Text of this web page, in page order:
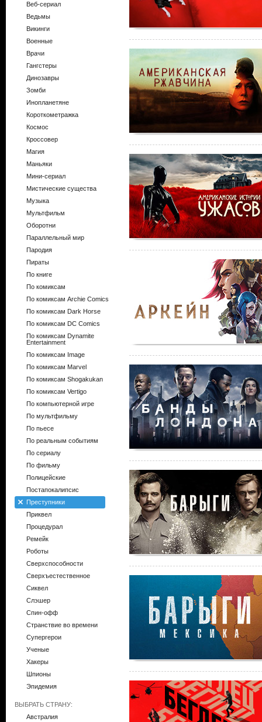
Веб-сериал
Ведьмы
Викинги
Военные
Врачи
Гангстеры
Динозавры
Зомби
Инопланетяне
Короткометражка
Космос
Кроссовер
Магия
Маньяки
Мини-сериал
Мистические существа
Музыка
Мультфильм
Оборотни
Параллельный мир
Пародия
Пираты
По книге
По комиксам
По комиксам Archie Comics
По комиксам Dark Horse
По комиксам DC Comics
По комиксам Dynamite
Entertainment
По комиксам Image
По комиксам Marvel
По комиксам Shogakukan
По комиксам Vertigo
По компьютерной игре
По мультфильму
По пьесе
По реальным событиям
По сериалу
По фильму
Полицейские
Постапокалипсис
Преступники
Приквел
Процедурал
Ремейк
Роботы
Сверхспособности
Сверхъестественное
Сиквел
Слэшер
Спин-офф
Странствие во времени
Супергерои
Ученые
Хакеры
Шпионы
Эпидемия
ВЫБРАТЬ СТРАНУ:
Австралия